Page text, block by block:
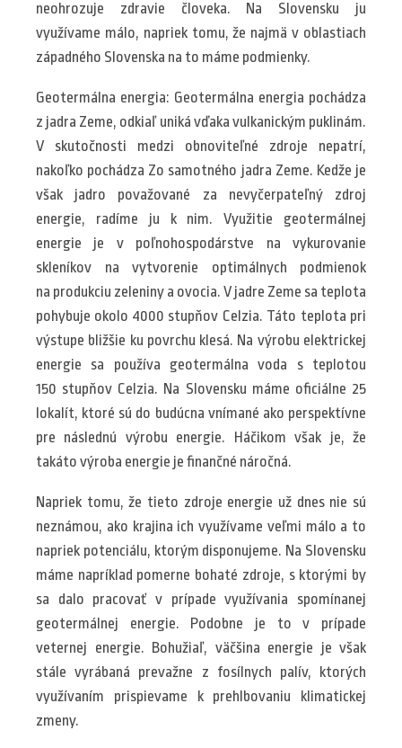
neohrozuje zdravie človeka. Na Slovensku ju
využívame málo, napriek tomu, že najmä v oblastiach
západného Slovenska na to máme podmienky.
Geotermálna energia: Geotermálna energia pochádza
z jadra Zeme, odkiaľ uniká vďaka vulkanickým puklinám.
V skutočnosti medzi obnoviteľné zdroje nepatrí,
nakoľko pochádza Zo samotného jadra Zeme. Kedže je
však jadro považované za nevyčerpateľný zdroj
energie, radíme ju k nim. Využitie geotermálnej
energie je v poľnohospodárstve na vykurovanie
skleníkov na vytvorenie optimálnych podmienok
na produkciu zeleniny a ovocia. V jadre Zeme sa teplota
pohybuje okolo 4000 stupňov Celzia. Táto teplota pri
výstupe bližšie ku povrchu klesá. Na výrobu elektrickej
energie sa používa geotermálna voda s teplotou
150 stupňov Celzia. Na Slovensku máme oficiálne 25
lokalít, ktoré sú do budúcna vnímané ako perspektívne
pre následnú výrobu energie. Háčikom však je, že
takáto výroba energie je finančné náročná.
Napriek tomu, že tieto zdroje energie už dnes nie sú
neznámou, ako krajina ich využívame veľmi málo a to
napriek potenciálu, ktorým disponujeme. Na Slovensku
máme napríklad pomerne bohaté zdroje, s ktorými by
sa dalo pracovať v prípade využívania spomínanej
geotermálnej energie. Podobne je to v prípade
veternej energie. Bohužiaľ, väčšina energie je však
stále vyrábaná prevažne z fosílnych palív, ktorých
využívaním prispievame k prehlbovaniu klimatickej
zmeny.